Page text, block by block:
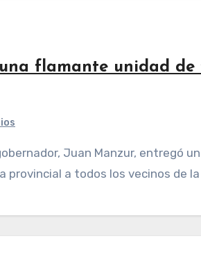
flamante unidad de
provincial a todos los vecinos de